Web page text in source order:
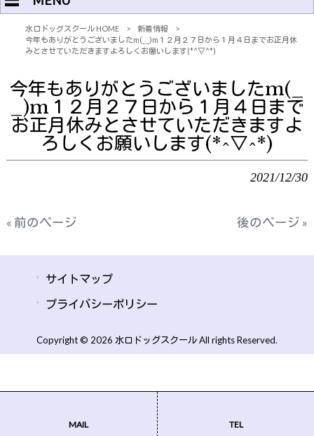
水口ドッグスクール HOME > 新着情報
>
今年もありがとうございましたm(_ _)m１２月２７日から１月４日までお正月休
みとさせていただきますよろしくお願いします(*^▽^*)
今年もありがとうございましたm(_
_)m１２月２７日から１月４日まで
お正月休みとさせていただきますよ
ろしくお願いします(*^▽^*)
2021/12/30
« 前のページ 後のページ »
サイトマップ
プライバシーポリシー
Copyright © 2026 水口ドッグスクール All rights Reserved.
MAIL TEL